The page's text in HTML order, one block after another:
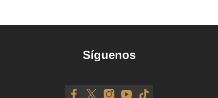
Síguenos